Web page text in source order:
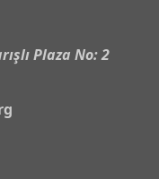
Plaza No: 2